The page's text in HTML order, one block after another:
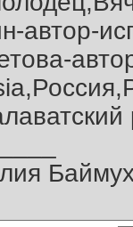
автор-